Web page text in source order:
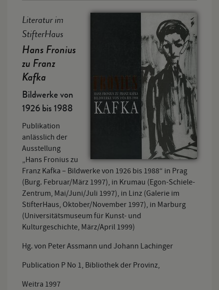
Literatur im
StifterHaus
Hans Fronius
zu Franz
Kafka
Bildwerke von
1926 bis 1988
Publikation
anlässlich der
Ausstellung
„Hans Fronius zu
Franz Kafka – Bildwerke von 1926 bis 1988“ in Prag
(Burg. Februar/März 1997), in Krumau (Egon-Schiele-
Zentrum, Mai/Juni/Juli 1997), in Linz (Galerie im
StifterHaus, Oktober/November 1997), in Marburg
(Universitätsmuseum für Kunst- und
Kulturgeschichte, März/April 1999)
Hg. von Peter Assmann und Johann Lachinger
Publication P No 1, Bibliothek der Provinz,
Weitra 1997